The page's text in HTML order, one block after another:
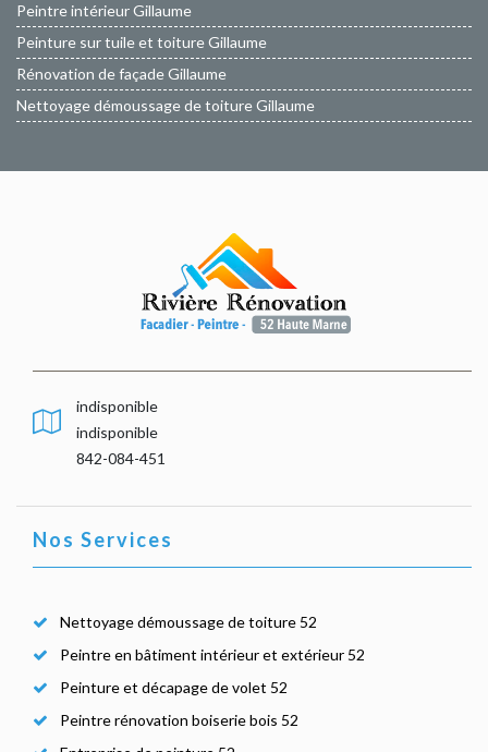
Peintre intérieur Gillaume
Peinture sur tuile et toiture Gillaume
Rénovation de façade Gillaume
Nettoyage démoussage de toiture Gillaume
indisponible
indisponible
842-084-451
Nos Services
Nettoyage démoussage de toiture 52
Peintre en bâtiment intérieur et extérieur 52
Peinture et décapage de volet 52
Peintre rénovation boiserie bois 52